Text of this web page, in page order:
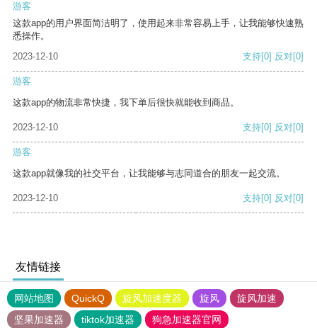
游客
这款app的用户界面简洁明了，使用起来非常容易上手，让我能够快速熟
悉操作。
2023-12-10
支持[0] 反对[0]
游客
这款app的物流非常快捷，我下单后很快就能收到商品。
2023-12-10 支持[0] 反对[0]
游客
这款app就像我的社交平台，让我能够与志同道合的朋友一起交流。
2023-12-10 支持[0] 反对[0]
友情链接
网站地图 QuickQ 旋风加速度器 旋风
旋风加速
坚果加速器
tiktok加速器 狗急加速器官网